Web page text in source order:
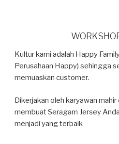
Kultur kami adalah Happy
Perusahaan Happy) sehingga
memuaskan customer.
Dikerjakan oleh karyawan
membuat Seragam Jersey
menjadi yang terbaik